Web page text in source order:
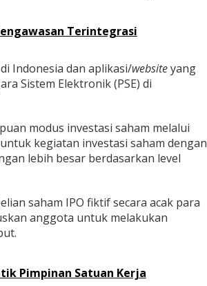
Terintegrasi
Indonesia dan aplikasi/websiteyang
Sistem Elektronik (PSE) di
modus investasi saham melalui
kegiatan investasi saham dengan
lebih besar berdasarkan level
saham IPO fiktif secara acak para
anggota untuk melakukan
Pimpinan Satuan Kerja